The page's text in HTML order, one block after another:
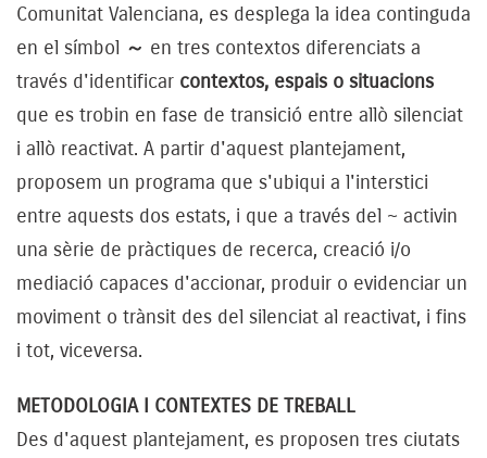
Comunitat Valenciana, es desplega la idea continguda
en el símbol ～ en tres contextos diferenciats a
través d'identificar contextos, espais o situacions
que es trobin en fase de transició entre allò silenciat
i allò reactivat. A partir d'aquest plantejament,
proposem un programa que s'ubiqui a l'interstici
entre aquests dos estats, i que a través del ~ activin
una sèrie de pràctiques de recerca, creació i/o
mediació capaces d'accionar, produir o evidenciar un
moviment o trànsit des del silenciat al reactivat, i fins
i tot, viceversa.
METODOLOGIA I CONTEXTES DE TREBALL
Des d'aquest plantejament, es proposen tres ciutats